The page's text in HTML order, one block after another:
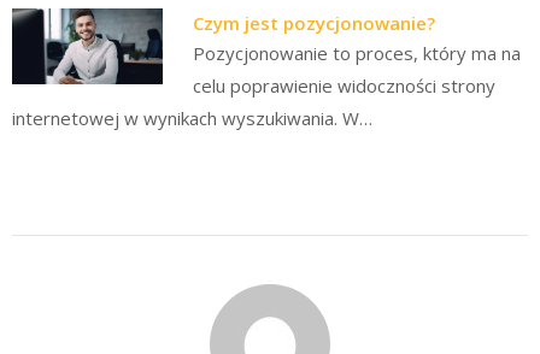
Czym jest pozycjonowanie?
Pozycjonowanie to proces, który ma na
celu poprawienie widoczności strony
internetowej w wynikach wyszukiwania. W…